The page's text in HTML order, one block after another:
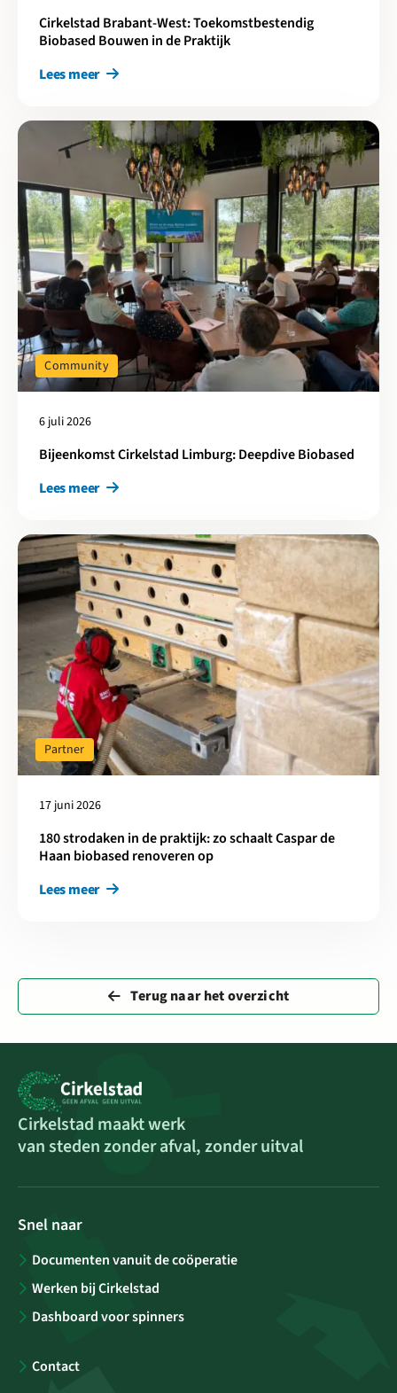
Cirkelstad Brabant-West: Toekomstbestendig
Biobased Bouwen in de Praktijk
Lees meer
6 juli 2026
Bijeenkomst Cirkelstad Limburg: Deepdive Biobased
Community
Lees meer
Lees meer over Bijeenkomst Cirkelstad Limburg: Deepdive
17 juni 2026
180 strodaken in de praktijk: zo schaalt Caspar de
Haan biobased renoveren op
Partner
Lees meer
Lees meer over 180 strodaken in de praktijk: zo schaalt Caspar
Terug naar het overzicht
Cirkelstad maakt werk
van steden zonder afval, zonder uitval
Snel naar
Documenten vanuit de coöperatie
Werken bij Cirkelstad
Dashboard voor spinners
Contact